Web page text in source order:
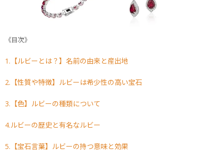
《目次》
1.【ルビーとは？】名前の由来と産出地
2.【性質や特徴】ルビーは希少性の高い宝石
3.【色】ルビーの種類について
4.ルビーの歴史と有名なルビー
5.【宝石言葉】ルビーの持つ意味と効果